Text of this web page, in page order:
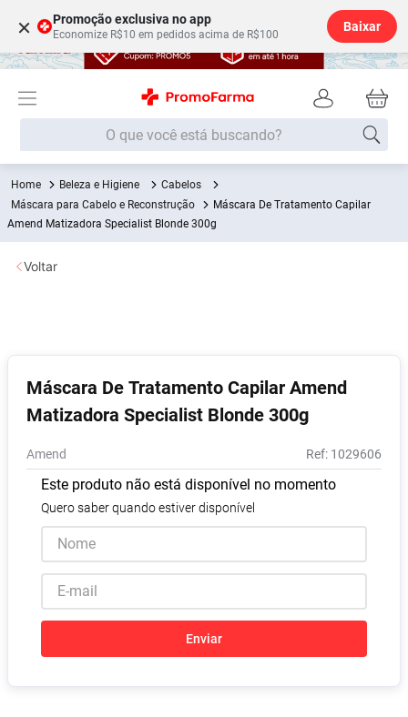
× Promoção exclusiva no app
Economize R$10 em pedidos acima de R$100
Baixar
O que você está buscando?
Beleza e Higiene
Cabelos
Máscara para Cabelo e Reconstrução
Máscara De Tratamento Capilar
Amend Matizadora Specialist Blonde 300g
Máscara De Tratamento Capilar Amend
Matizadora Specialist Blonde 300g
Amend : 1029606
Este produto não está disponível no momento
Quero saber quando estiver disponível
Enviar
Voltar
Termos mais buscados
1º Fralda
Pampers Confort Sec
9º
10º Soro Fisiológico